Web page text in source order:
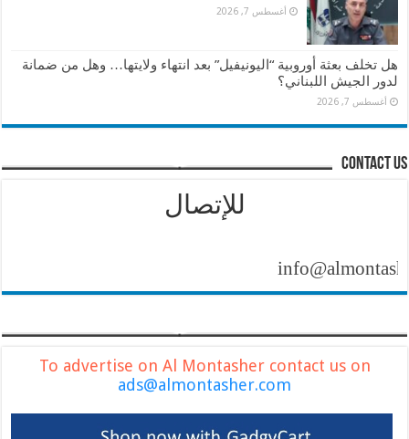
أغسطس 7, 2026
هل تخلف بعثة أوروبية “اليونيفيل” بعد انتهاء ولايتها… وهل من ضمانة
لدور الجيش اللبناني؟
أغسطس 7, 2026
contact us
للإتصال
To advertise on Al Montasher contact us on
ads@almontasher.com